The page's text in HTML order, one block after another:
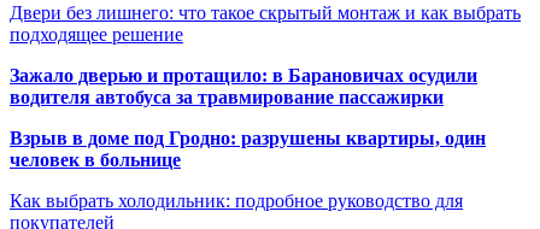
Двери без лишнего: что такое скрытый монтаж и как выбрать
подходящее решение
Зажало дверью и протащило: в Барановичах осудили
водителя автобуса за травмирование пассажирки
Взрыв в доме под Гродно: разрушены квартиры, один
человек в больнице
Как выбрать холодильник: подробное руководство для
покупателей